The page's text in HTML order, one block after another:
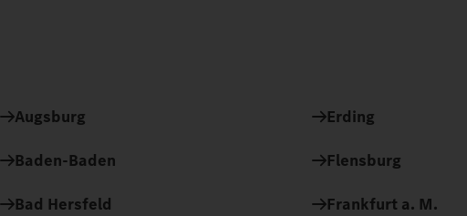
Augsburg
Baden-Baden
Bad Hersfeld
Erding
Flensburg
Frankfurt a. M.